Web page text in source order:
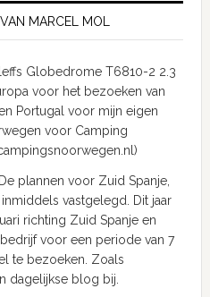
MARCEL MOL
Globedrome T6810-2 2.3
voor het bezoeken van
Portugal voor mijn eigen
voor Camping
plannen voor Zuid Spanje,
vastgelegd. Dit jaar
richting Zuid Spanje en
voor een periode van 7
te bezoeken. Zoals
dagelijkse blog bij.